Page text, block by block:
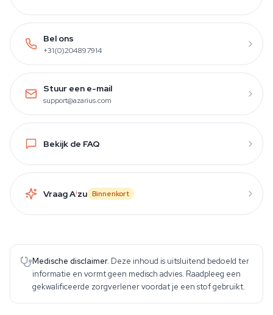
Bel ons
+31(0)204897914
Stuur een e-mail
support@azarius.com
Bekijk de FAQ
Vraag Aizu Binnenkort
Medische disclaimer. Deze inhoud is uitsluitend bedoeld ter
informatie en vormt geen medisch advies. Raadpleeg een
gekwalificeerde zorgverlener voordat je een stof gebruikt.